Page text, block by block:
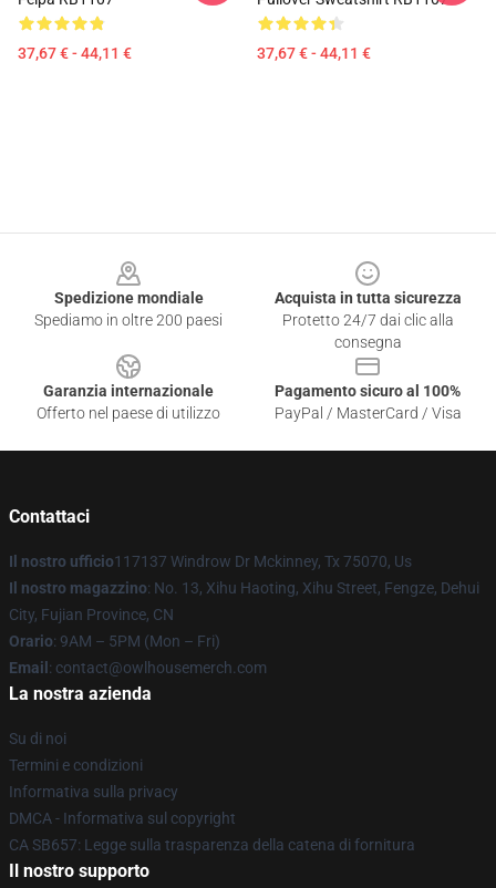
37,67 € - 44,11 € 37,67 € - 44,11 €
Spedizione mondiale
Spediamo in oltre 200 paesi
Acquista in tutta sicurezza
Protetto 24/7 dai clic alla
consegna
Garanzia internazionale
Offerto nel paese di utilizzo
Pagamento sicuro al 100%
PayPal / MasterCard / Visa
Contattaci
Il nostro ufficio117137 Windrow Dr Mckinney, Tx 75070, Us
Il nostro magazzino: No. 13, Xihu Haoting, Xihu Street, Fengze, Dehui
City, Fujian Province, CN
Orario: 9AM – 5PM (Mon – Fri)
Email : contact@owlhousemerch.com
La nostra azienda
Su di noi
Termini e condizioni
Informativa sulla privacy
DMCA - Informativa sul copyright
CA SB657: Legge sulla trasparenza della catena di fornitura
Il nostro supporto